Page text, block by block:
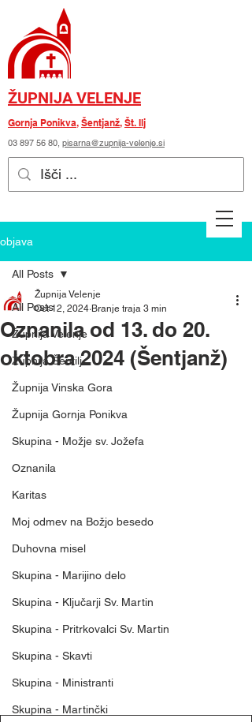
ŽUPNIJA VELENJE
Gornja Ponikva, Šentjanž, Št. Ilj
03 897 56 80, pisarna@zupnija-velenje.si
objava
All Posts
Župnija Velenje
Župnija Šentilj
Župnija Vinska Gora
Župnija Gornja Ponikva
Skupina - Možje sv. Jožefa
Oznanila
Karitas
Moj odmev na Božjo besedo
Duhovna misel
Skupina - Marijino delo
Skupina - Ključarji Sv. Martin
Skupina - Pritrkovalci Sv. Martin
Skupina - Skavti
Skupina - Ministranti
Skupina - Martinčki
All Posts
Oznanila od 13. do 20.
oktobra 2024 (Šentjanž)
Župnija Velenje
Oct 12, 2024 Branje traja 3 min